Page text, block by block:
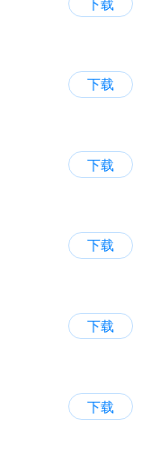
下载
下载
下载
下载
下载
下载